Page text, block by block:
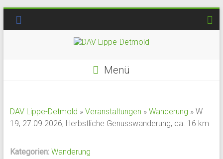
Menü
DAV Lippe-Detmold » Veranstaltungen » Wanderung » W
19, 27.09.2026, Herbstliche Genusswanderung, ca. 16 km
Kategorien: Wanderung